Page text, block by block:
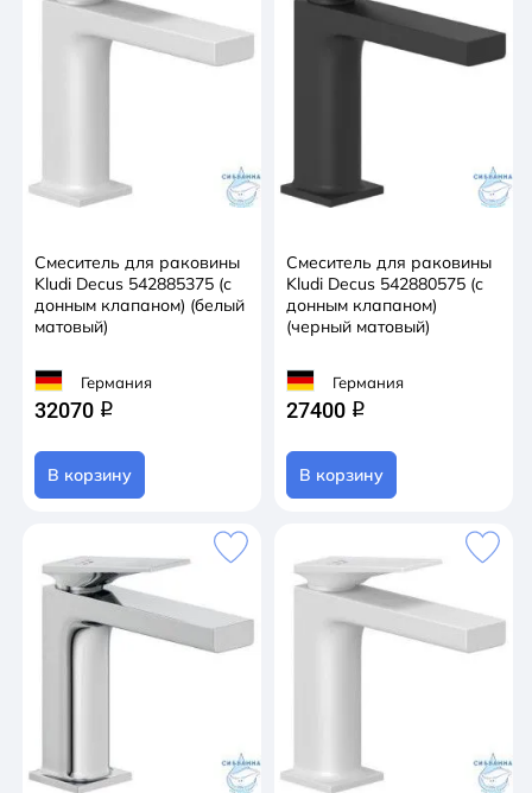
Смеситель для раковины
Kludi Decus 542885375 (с
донным клапаном) (белый
матовый)
Германия
32070 q
В корзину
Смеситель для раковины
Kludi Decus 542880575 (с
донным клапаном)
(черный матовый)
Германия
27400 q
В корзину